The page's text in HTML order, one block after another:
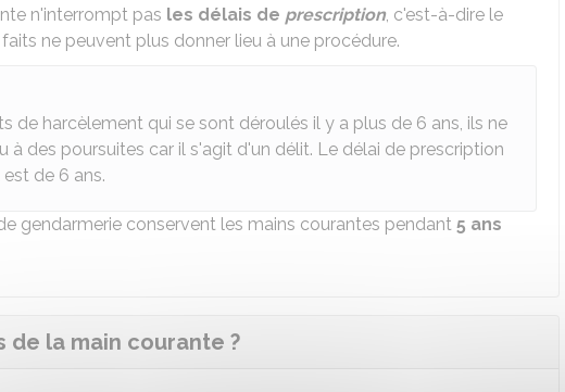
n'interrompt pas les délais de prescription, c'est-à-dire le
ne peuvent plus donner lieu à une procédure.
de harcèlement qui se sont déroulés il y a plus de 6 ans, ils ne
à des poursuites car il s'agit d'un délit. Le délai de prescription
de 6 ans.
gendarmerie conservent les mains courantes pendant 5 ans
de la main courante ?